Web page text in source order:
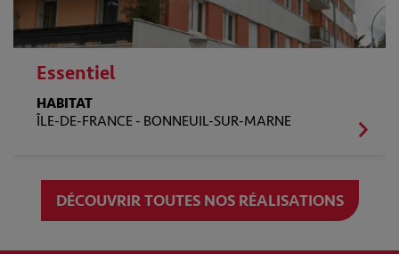
Essentiel
HABITAT
ÎLE-DE-FRANCE - BONNEUIL-SUR-MARNE
DÉCOUVRIR TOUTES NOS RÉALISATIONS